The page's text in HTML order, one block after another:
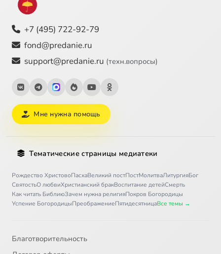
+7 (495) 722-92-79
fond@predanie.ru
support@predanie.ru (техн.вопросы)
Мне нужна помощь
Тематические страницы медиатеки
Рождество ХристовоПасхаВеликий постПостМолитваЛитургияБог
СвятостьО любвиХристианский бракВоспитание детейСмерть
Как читать БиблиюЗачем нужна религияПокров Богородицы
Успение БогородицыПреображениеПятидесятницаВсе темы →
Благотворительность